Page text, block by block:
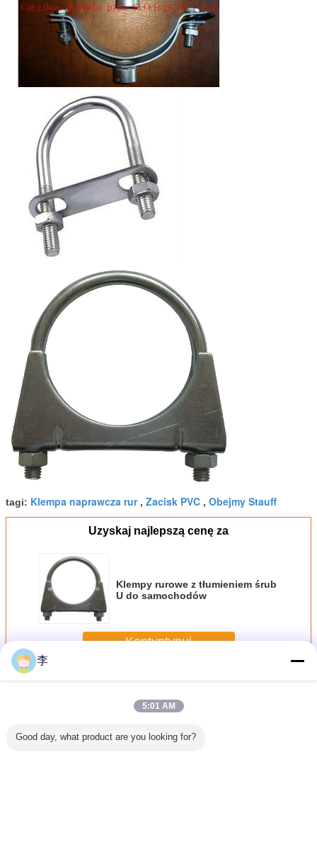
tagi: Klempa naprawcza rur, Zacisk PVC , Obejmy Stauff
Uzyskaj najlepszą cenę za
Klempy rurowe z tłumieniem śrub
U do samochodów
Kontyntynuj
JeszczeZacisk rurowy
李
5:01 AM
Good day, what product are you looking for?